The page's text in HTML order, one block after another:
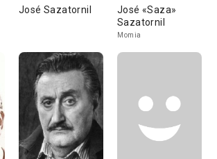
José Sazatornil
José «Saza»
Sazatornil
Momia